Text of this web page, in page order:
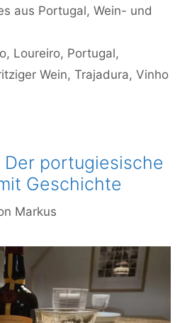
aus Portugal,Wein- und
, Loureiro, Portugal,
Wein, Trajadura, Vinho
Der portugiesische
Geschichte
Markus